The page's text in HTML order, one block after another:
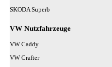
SKODA Superb
VW Nutzfahrzeuge
VW Caddy
VW Crafter